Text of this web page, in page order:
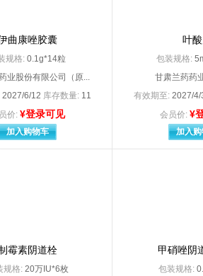
北京市富乐科技开发有限公司
北京曙光药业有限责任公司
北京四环科宝制药有限公司
北京同仁堂科技发展股份有限公司
北京同仁堂制药有限公司
北京祥瑞生物制品有限公司
参天制药株式会社（分包装：参天制药（中国）有限公司
长春大政药业科技有限公司
曲康唑胶囊
规格: 0.1g*14粒
业股份有限公司（原...
2027/6/12 库存数量: 11
价: ¥登录可见
加入购物车
叶
包装规格:
甘肃兰药药
有效期至: 2027/4/
会员价: ¥
加入购
霉素阴道栓
规格: 20万IU*6枚
甲硝唑阴
包装规格: